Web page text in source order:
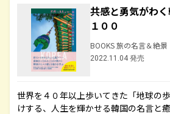
共感と勇気がわ
１００
BOOKS 旅の名言＆絶景
2022.11.04 発売
世界を４０年以上歩いてきた「地球の
けする、人生を輝かせる韓国の名言と